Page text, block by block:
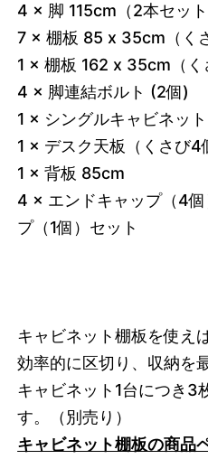
4 × 脚 115cm（2本セット
7 × 棚板 85 x 35cm（く
1 × 棚板 162 x 35cm（く
4 × 脚連結ボルト (2個)
1 × シングルキャビネッ
1 × デスク天板（くさび4
1 × 背板 85cm
4 × エンドキャップ（4
プ（1個）セット
キャビネット棚板を使え
効率的に区切り、収納を
キャビネット1台につき3
す。
（別売り）
キャビネット棚板の商品